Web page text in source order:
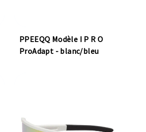
PPEEQQ Modèle I P R O
ProAdapt - blanc/bleu